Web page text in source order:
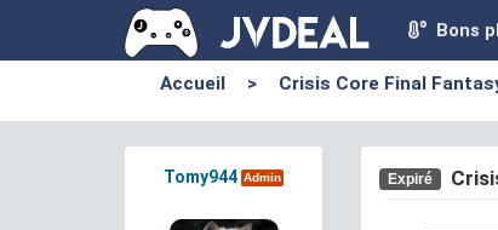
Bons
Accueil > Crisis Core Final
Expiré
Tomy944 Admin